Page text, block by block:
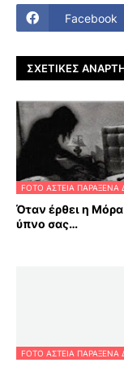
Facebook
ΣΧΕΤΙΚΈΣ
FOTO ΑΣΤΕΙΑ ΠΑΡΑΞΕΝΑ
Όταν έρθει η
ύπνο σας…
FOTO ΑΣΤΕΙΑ ΠΑΡΑΞΕΝΑ